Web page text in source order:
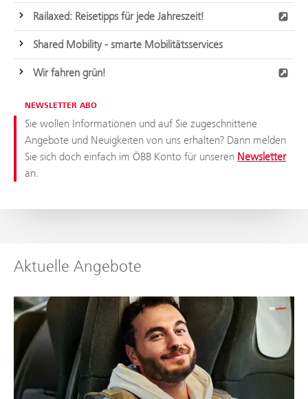
Railaxed: Reisetipps für jede Jahreszeit!
Shared Mobility - smarte Mobilitätsservices
Wir fahren grün!
NEWSLETTER ABO
Sie wollen Informationen und auf Sie zugeschnittene
Angebote und Neuigkeiten von uns erhalten? Dann melden
Sie sich doch einfach im ÖBB Konto für unseren Newsletter
an.
Aktuelle Angebote